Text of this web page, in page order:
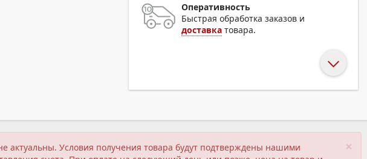
Оперативность
Быстрая обработка заказов и
доставка товара.
×
актуальны. Условия получения товара будут подтверждены нашими